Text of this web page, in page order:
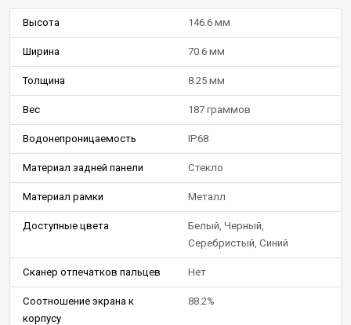
Высота 146.6 мм
Ширина 70.6 мм
Толщина 8.25 мм
Вес 187 граммов
Водонепроницаемость IP68
Материал задней панели Стекло
Материал рамки Металл
Доступные цвета
Белый, Черный,
Серебристый, Синий
Сканер отпечатков пальцев Нет
Соотношение экрана к
корпусу
88.2%